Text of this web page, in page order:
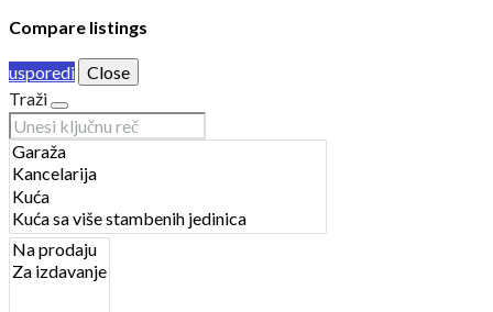
Compare listings
usporedi Close
Traži